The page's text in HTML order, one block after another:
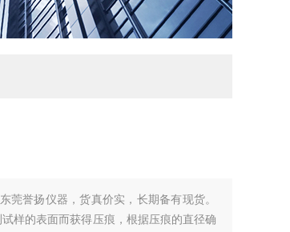
莞誉扬仪器，货真价实，长期备有现货。
样的表面而获得压痕，根据压痕的直径确